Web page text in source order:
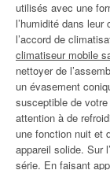
utilisés avec une
l’humidité dans
l’accord de
climatiseur mobile
nettoyer de
un évasement
susceptible de
attention à de
une fonction nuit et
appareil solide. Sur
série. En faisant